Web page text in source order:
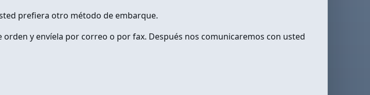
prefiera otro método de embarque.
y envíela por correo o por fax. Después nos comunicaremos con usted